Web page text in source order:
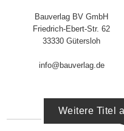
Bauverlag BV GmbH
Friedrich-Ebert-Str. 62
33330 Gütersloh
info@bauverlag.de
Weitere Titel